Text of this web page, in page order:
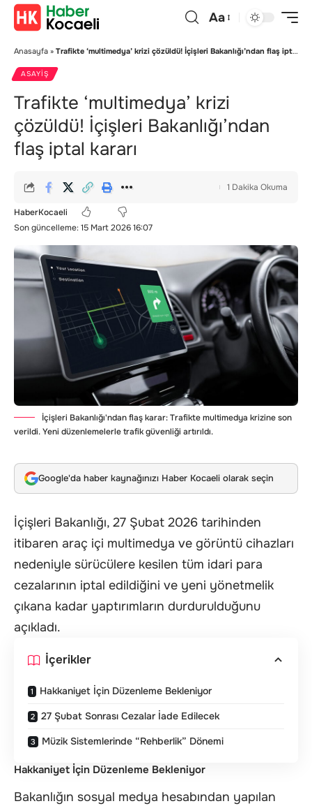
Aa
Anasayfa » Trafikte ‘multimedya’ krizi çözüldü! İçişleri Bakanlığı’ndan flaş iptal kararı
ASAYIŞ
Trafikte ‘multimedya’ krizi
çözüldü! İçişleri Bakanlığı’ndan
flaş iptal kararı
Son güncelleme: 15 Mart 2026 16:07
HaberKocaeli
1 Dakika Okuma
İçişleri Bakanlığı'ndan flaş karar: Trafikte multimedya krizine son
verildi. Yeni düzenlemelerle trafik güvenliği artırıldı.
Google'da haber kaynağınızı Haber Kocaeli olarak seçin
İçişleri Bakanlığı, 27 Şubat 2026 tarihinden
itibaren araç içi multimedya ve görüntü cihazları
nedeniyle sürücülere kesilen tüm idari para
cezalarının iptal edildiğini ve yeni yönetmelik
çıkana kadar yaptırımların durdurulduğunu
açıkladı.
İçerikler
Hakkaniyet İçin Düzenleme Bekleniyor
27 Şubat Sonrası Cezalar İade Edilecek
Müzik Sistemlerinde “Rehberlik” Dönemi
Hakkaniyet İçin Düzenleme Bekleniyor
Bakanlığın sosyal medya hesabından yapılan